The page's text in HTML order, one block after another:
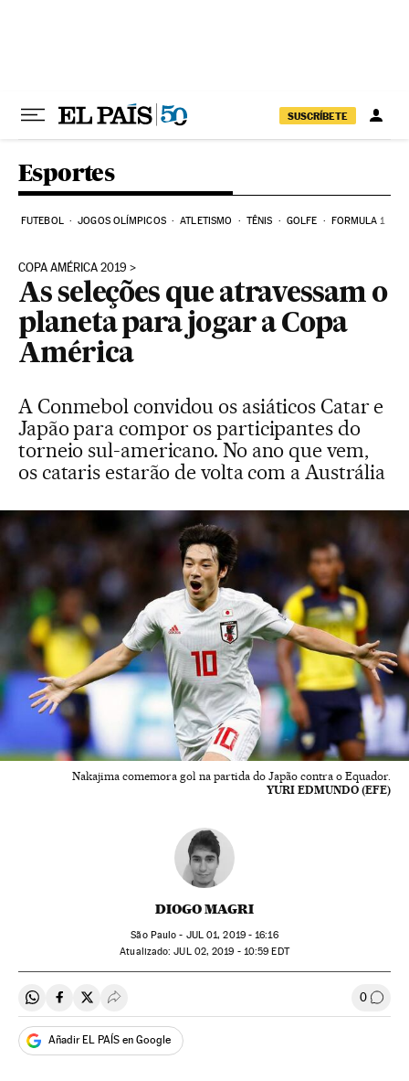
SUSCRÍBETE
Esportes
FUTEBOL JOGOS OLÍMPICOS ATLETISMO TÊNIS GOLFE FORMULA 1
COPA AMÉRICA 2019
As seleções que atravessam o
planeta para jogar a Copa
América
A Conmebol convidou os asiáticos Catar e
Japão para compor os participantes do
torneio sul-americano. No ano que vem,
os cataris estarão de volta com a Austrália
Nakajima comemora gol na partida do Japão contra o Equador.
YURI EDMUNDO (EFE)
DIOGO MAGRI
São Paulo - JUL01, 2019 - 16:16
atualizado: JUL02, 2019 - 10:59 EDT
Compartir en Whatsapp
Compartir en Facebook
Compartir en Twitter
Desplegar Redes Sociales 0
Añadir EL PAÍS en Google